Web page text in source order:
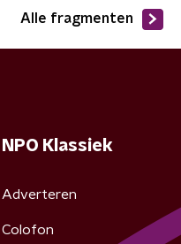
Alle fragmenten
NPO Klassiek
Adverteren
Colofon